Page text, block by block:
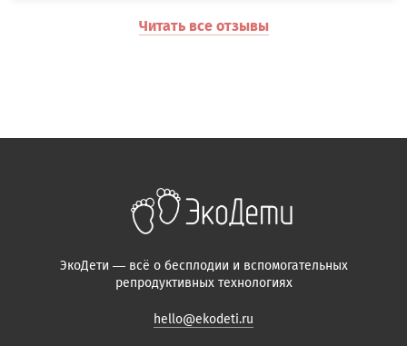
Читать все отзывы
ЭкоДети — всё о бесплодии и вспомогательных
репродуктивных технологиях
hello@ekodeti.ru